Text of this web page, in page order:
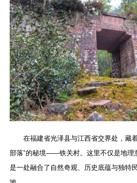
在福建省光泽县与江西省交界处，藏
部落”的秘境——铁关村。这里不仅是地理
是一处融合了自然奇观、历史底蕴与独特